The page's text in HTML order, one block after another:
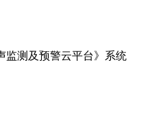
监测及预警云平台》系统